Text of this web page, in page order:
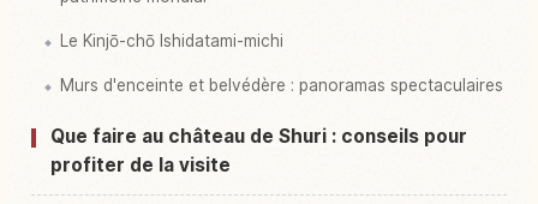
Le Kinjō-chō Ishidatami-michi
Murs d'enceinte et belvédère : panoramas spectaculaires
Que faire au château de Shuri : conseils pour
profiter de la visite